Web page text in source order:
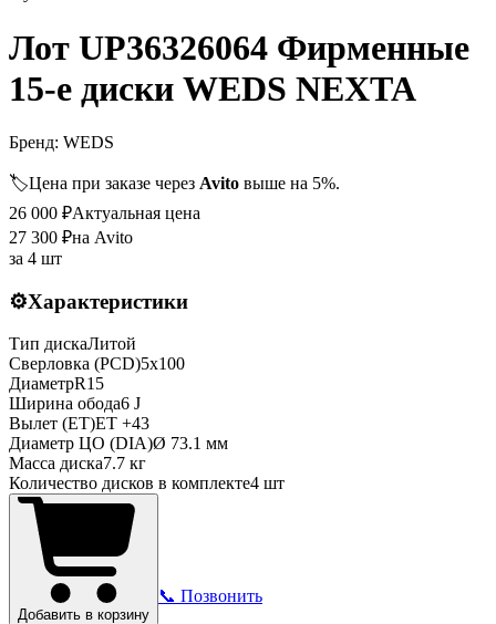
Лот UP36326064 Фирменные
15-е диски WEDS NEXTA
Бренд: WEDS
🏷️Цена при заказе через Avito выше на 5%.
26 000 ₽Актуальная цена
27 300 ₽на Avito
за 4 шт
⚙️Характеристики
Тип дискаЛитой
Сверловка (PCD)5x100
ДиаметрR15
Ширина обода6 J
Вылет (ET)ET +43
Диаметр ЦО (DIA)Ø 73.1 мм
Масса диска7.7 кг
Количество дисков в комплекте4 шт
Добавить в корзину
📞 Позвонить